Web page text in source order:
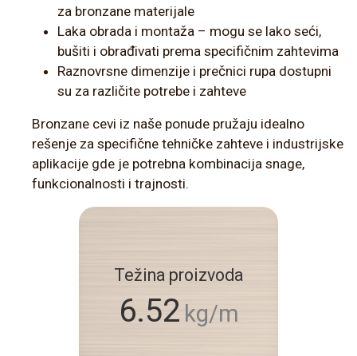
za bronzane materijale
Laka obrada i montaža – mogu se lako seći,
bušiti i obrađivati prema specifičnim zahtevima
Raznovrsne dimenzije i prečnici rupa dostupni
su za različite potrebe i zahteve
Bronzane cevi iz naše ponude pružaju idealno
rešenje za specifične tehničke zahteve i industrijske
aplikacije gde je potrebna kombinacija snage,
funkcionalnosti i trajnosti.
Težina proizvoda
6.52 kg/m